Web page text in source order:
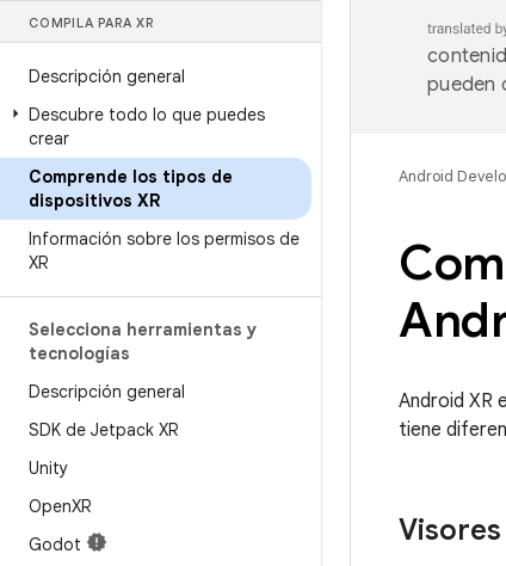
COMPILA PARA XR
Descripción general
Descubre todo lo que puedes
crear
Comprende los tipos de
dispositivos XR
Información sobre los permisos de
XR
Selecciona herramientas y
tecnologías
Descripción general
SDK de Jetpack XR
Unity
OpenXR
Godot
pueden
Android
Android XR
tiene
Visores